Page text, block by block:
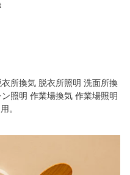
所換気 脱衣所照明 洗面所換
照明 作業場換気 作業場照明
。